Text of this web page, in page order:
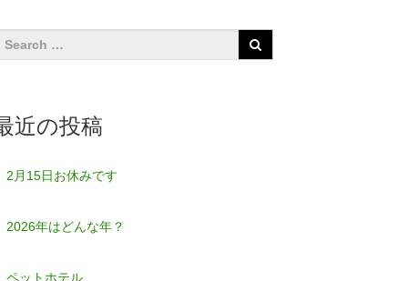
近の投稿
2月15日お休みです
2026年はどんな年？
ペットホテル